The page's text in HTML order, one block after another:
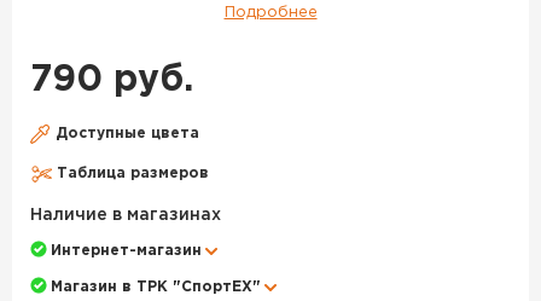
веса блесны. В зависимости от размера и веса приманки,
мелководье, в прудах, заливах речек и озер, так и на
сильном течении, на перекатах. Все блесны серии
характеристиками, без труда забрасываются на
ложатся в цель. Крупные модели этих приманок
самостоятельному вооружению. Спиннингист, в
зависимости от условий лволи, глубины, наличия камней
Подробнее
790 руб.
Доступные цвета
Таблица размеров
Наличие в магазинах
Интернет-магазин
Магазин в ТРК "СпортЕХ"